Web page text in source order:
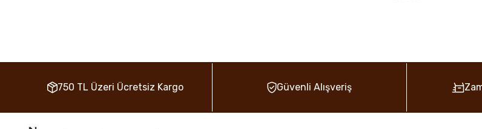
750 TL Üzeri Ücretsiz Kargo Güvenli Alışveriş